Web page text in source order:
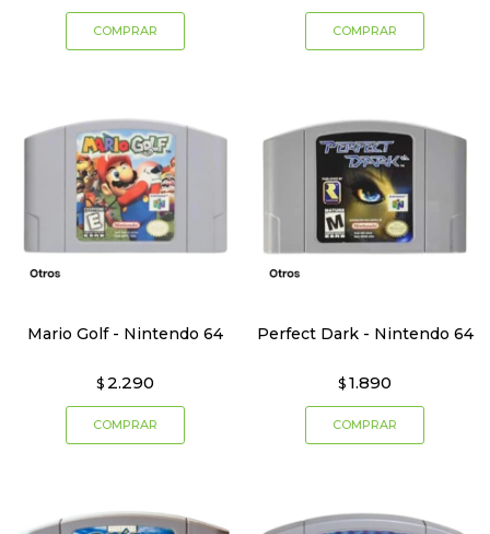
Mario Golf - Nintendo 64
$ 2.290
Perfect Dark - Nintendo 64
$ 1.890